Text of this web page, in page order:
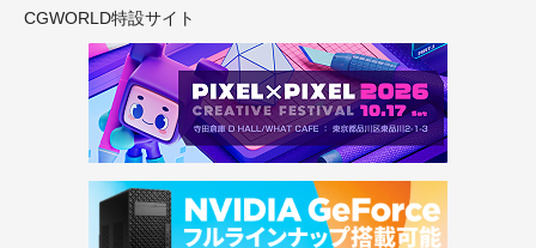
CGWORLD特設サイト